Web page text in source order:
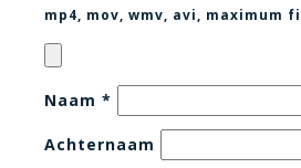
mp4, mov, wmv, avi
, maximum
Naam *
Achternaam